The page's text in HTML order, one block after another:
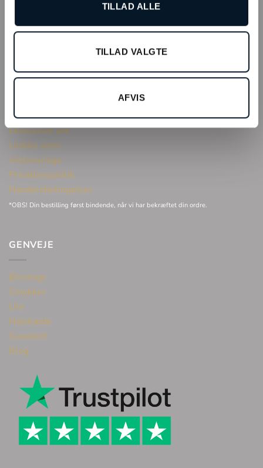
TILLAD ALLE
TILLAD VALGTE
AFVIS
POPULÆRE SIDER
Reparation af smykker & ure
Eksklusive ure
Unikke varer
Vielsesringe
Privatlivspolitik
Handelsbetingelser
*OBS! Din bestilling først bindende, når vi har bekræftet din ordre.
GENVEJE
Øreringe
Smykker
Ure
Halskæde
Gavekort
Blog